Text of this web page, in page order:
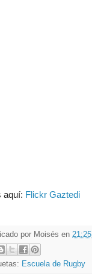
aquí: Flickr Gaztedi
por Moisés en 21:25
Escuela de Rugby